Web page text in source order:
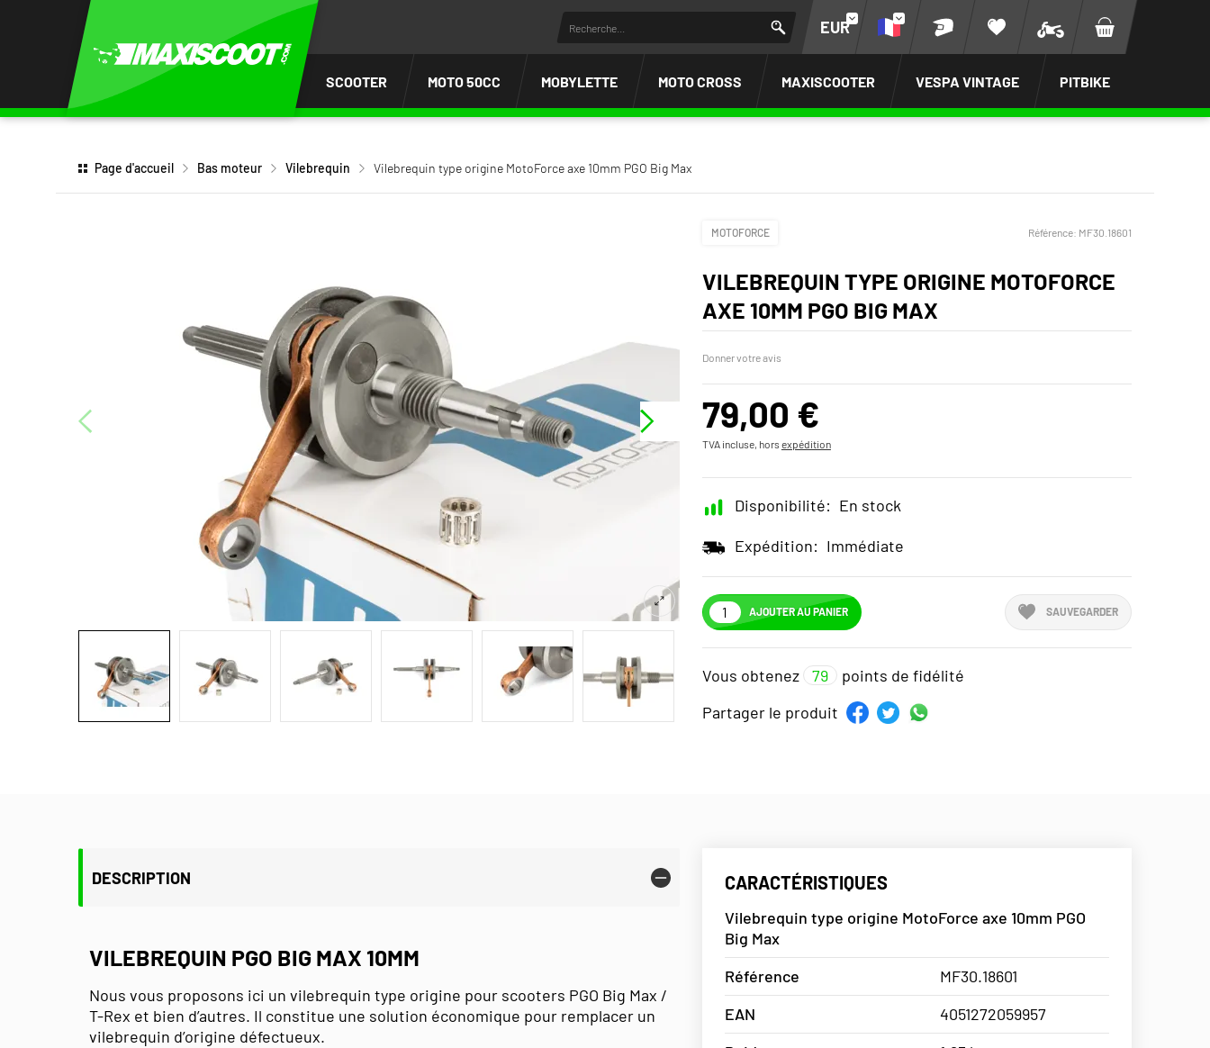
EUR
SCOOTER MOTO 50CC MOBYLETTE MOTO CROSS MAXISCOOTER VESPA VINTAGE PITBIKE
Page d'accueil Bas moteur Vilebrequin Vilebrequin type origine MotoForce axe 10mm PGO Big Max
MOTOFORCE Référence: MF30.18601
VILEBREQUIN TYPE ORIGINE MOTOFORCE
AXE 10MM PGO BIG MAX
Donner votre avis
79,00 €
TVA incluse, horsexpédition
Disponibilité: En stock
Expédition: Immédiate
AJOUTER AU PANIER SAUVEGARDER
Vous obtenez 79
points de fidélité
Partager le produit
DESCRIPTION
VILEBREQUIN PGO BIG MAX 10MM
Nous vous proposons ici un vilebrequin type origine pour scooters PGO Big Max /
T-Rex et bien d’autres. Il constitue une solution économique pour remplacer un
vilebrequin d’origine défectueux.
CARACTÉRISTIQUES
Vilebrequin type origine MotoForce axe 10mm PGO
Big Max
Référence
MF30.18601
EAN
4051272059957